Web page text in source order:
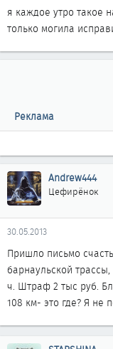
я каждое утро такое
только могила
Реклама
Andrew444
Цефирёнок
30.05.2013
Пришло письмо
барнаульской
ч. Штраф 2 тыс руб.
108 км- это где? Я не